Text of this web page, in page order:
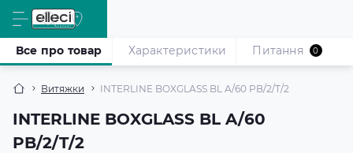
Витяжки INTERLINE BOXGLASS BL A/60 PB/2/T/2
INTERLINE BOXGLASS BL A/60
PB/2/T/2
Все про товар Характеристики Питання 0